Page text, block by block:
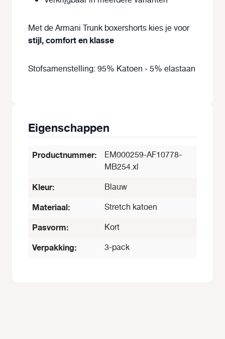
Met de Armani Trunk boxershorts kies je voor
stijl, comfort en klasse
Stofsamenstelling: 95% Katoen - 5% elastaan
Eigenschappen
Productnummer:
EM000259-AF10778-
MB254.xl
Kleur: Blauw
Materiaal: Stretch katoen
Pasvorm: Kort
Verpakking: 3-pack